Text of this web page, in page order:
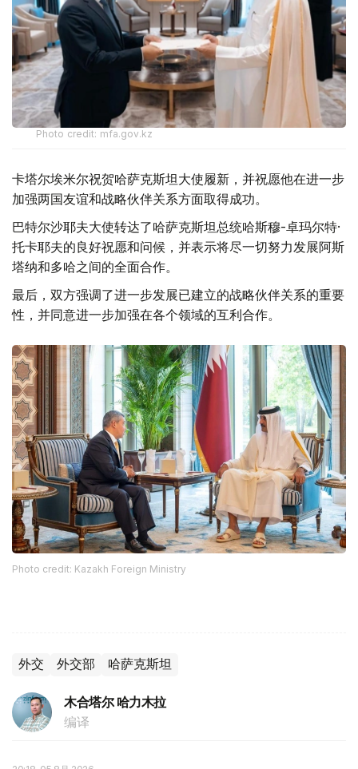
Photo credit: mfa.gov.kz
卡塔尔埃米尔祝贺哈萨克斯坦大使履新，并祝愿他在进一步
加强两国友谊和战略伙伴关系方面取得成功。
巴特尔沙耶夫大使转达了哈萨克斯坦总统哈斯穆-卓玛尔特·
托卡耶夫的良好祝愿和问候，并表示将尽一切努力发展阿斯
塔纳和多哈之间的全面合作。
最后，双方强调了进一步发展已建立的战略伙伴关系的重要
性，并同意进一步加强在各个领域的互利合作。
Photo credit: Kazakh Foreign Ministry
外交 外交部 哈萨克斯坦
木合塔尔 哈力木拉
编译